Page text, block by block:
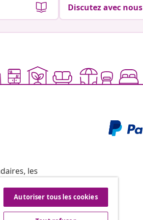
Discutez avec nous
les
Autoriser tous les cookies